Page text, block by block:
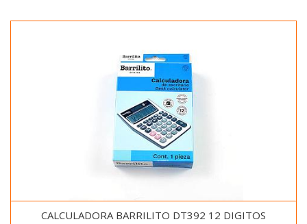
CALCULADORA BARRILITO DT392 12 DIGITOS